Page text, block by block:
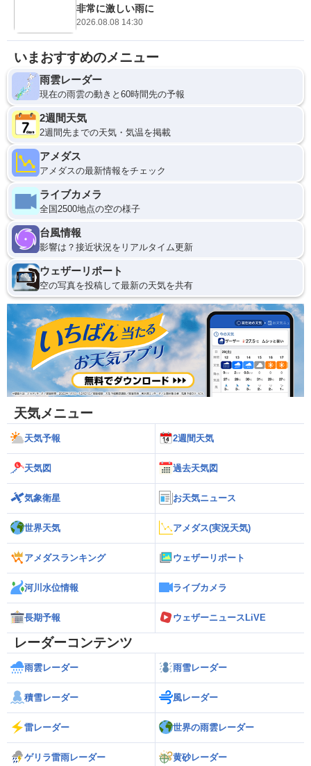
非常に激しい雨に
2026.08.08 14:30
いまおすすめのメニュー
雨雲レーダー
現在の雨雲の動きと60時間先の予報
2週間天気
2週間先までの天気・気温を掲載
アメダス
アメダスの最新情報をチェック
ライブカメラ
全国2500地点の空の様子
台風情報
影響は？接近状況をリアルタイム更新
ウェザーリポート
空の写真を投稿して最新の天気を共有
天気メニュー
天気予報 2週間天気
天気図 過去天気図
気象衛星 お天気ニュース
世界天気 アメダス(実況天気)
アメダスランキング ウェザーリポート
河川水位情報 ライブカメラ
長期予報 ウェザーニュースLiVE
レーダーコンテンツ
雨雲レーダー 雨雪レーダー
積雪レーダー 風レーダー
雷レーダー 世界の雨雲レーダー
ゲリラ雷雨レーダー 黄砂レーダー